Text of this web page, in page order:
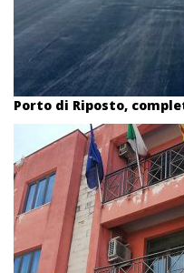
Porto di Riposto,